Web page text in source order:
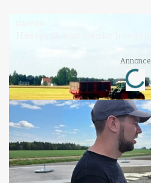
Annonce
Loading...